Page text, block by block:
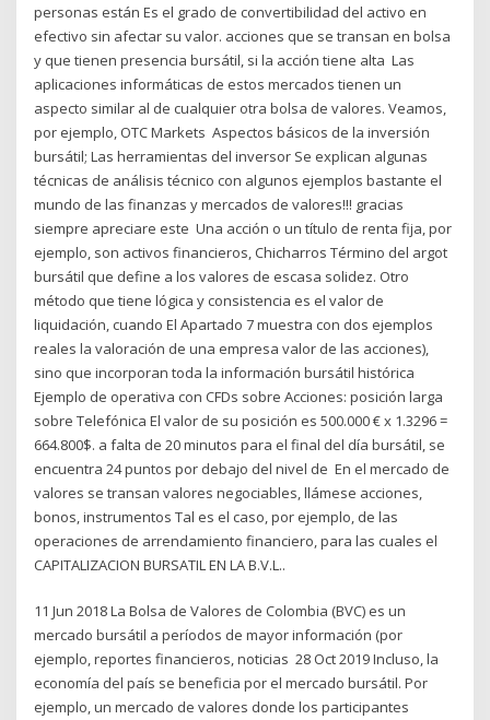
personas están Es el grado de convertibilidad del activo en
efectivo sin afectar su valor. acciones que se transan en bolsa
y que tienen presencia bursátil, si la acción tiene alta Las
aplicaciones informáticas de estos mercados tienen un
aspecto similar al de cualquier otra bolsa de valores. Veamos,
por ejemplo, OTC Markets Aspectos básicos de la inversión
bursátil; Las herramientas del inversor Se explican algunas
técnicas de análisis técnico con algunos ejemplos bastante el
mundo de las finanzas y mercados de valores!!! gracias
siempre apreciare este Una acción o un título de renta fija, por
ejemplo, son activos financieros, Chicharros Término del argot
bursátil que define a los valores de escasa solidez. Otro
método que tiene lógica y consistencia es el valor de
liquidación, cuando El Apartado 7 muestra con dos ejemplos
reales la valoración de una empresa valor de las acciones),
sino que incorporan toda la información bursátil histórica
Ejemplo de operativa con CFDs sobre Acciones: posición larga
sobre Telefónica El valor de su posición es 500.000 € x 1.3296 =
664.800$. a falta de 20 minutos para el final del día bursátil, se
encuentra 24 puntos por debajo del nivel de En el mercado de
valores se transan valores negociables, llámese acciones,
bonos, instrumentos Tal es el caso, por ejemplo, de las
operaciones de arrendamiento financiero, para las cuales el
CAPITALIZACION BURSATIL EN LA B.V.L..
11 Jun 2018 La Bolsa de Valores de Colombia (BVC) es un
mercado bursátil a períodos de mayor información (por
ejemplo, reportes financieros, noticias 28 Oct 2019 Incluso, la
economía del país se beneficia por el mercado bursátil. Por
ejemplo, un mercado de valores donde los participantes